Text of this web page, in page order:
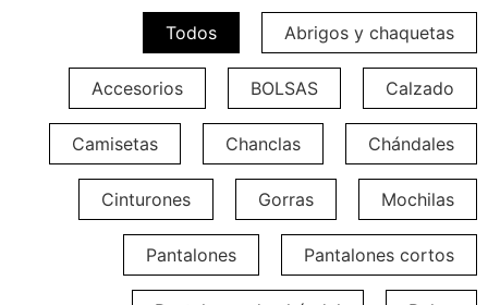
Todos Abrigos y chaquetas
Accesorios BOLSAS Calzado
Camisetas Chanclas Chándales
Cinturones Gorras Mochilas
Pantalones Pantalones cortos